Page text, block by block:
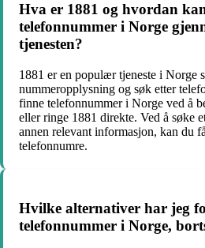
Hva er 1881 og hvordan
telefonnummer i Norge
tjenesten?
1881 er en populær tjeneste i Norge
nummeropplysning og søk etter
finne telefonnummer i Norge ved å
eller ringe 1881 direkte. Ved å søke
annen relevant informasjon, kan du
telefonnumre.
Hvilke alternativer har jeg
telefonnummer i Norge,